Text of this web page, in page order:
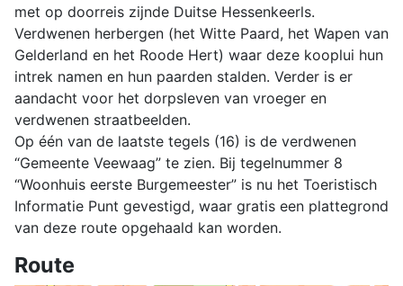
met op doorreis zijnde Duitse Hessenkeerls.
Verdwenen herbergen (het Witte Paard, het Wapen van
Gelderland en het Roode Hert) waar deze kooplui hun
intrek namen en hun paarden stalden. Verder is er
aandacht voor het dorpsleven van vroeger en
verdwenen straatbeelden.
Op één van de laatste tegels (16) is de verdwenen
“Gemeente Veewaag” te zien. Bij tegelnummer 8
“Woonhuis eerste Burgemeester” is nu het Toeristisch
Informatie Punt gevestigd, waar gratis een plattegrond
van deze route opgehaald kan worden.
Route